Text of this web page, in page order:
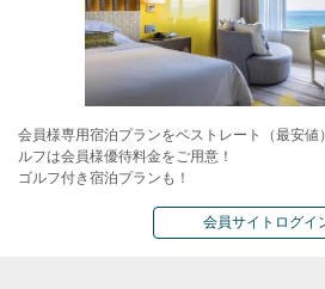
会員様専用宿泊プランをベストレート（最安
ルフは会員様優待料金をご用意！
ゴルフ付き宿泊プランも！
会員サイトログイ